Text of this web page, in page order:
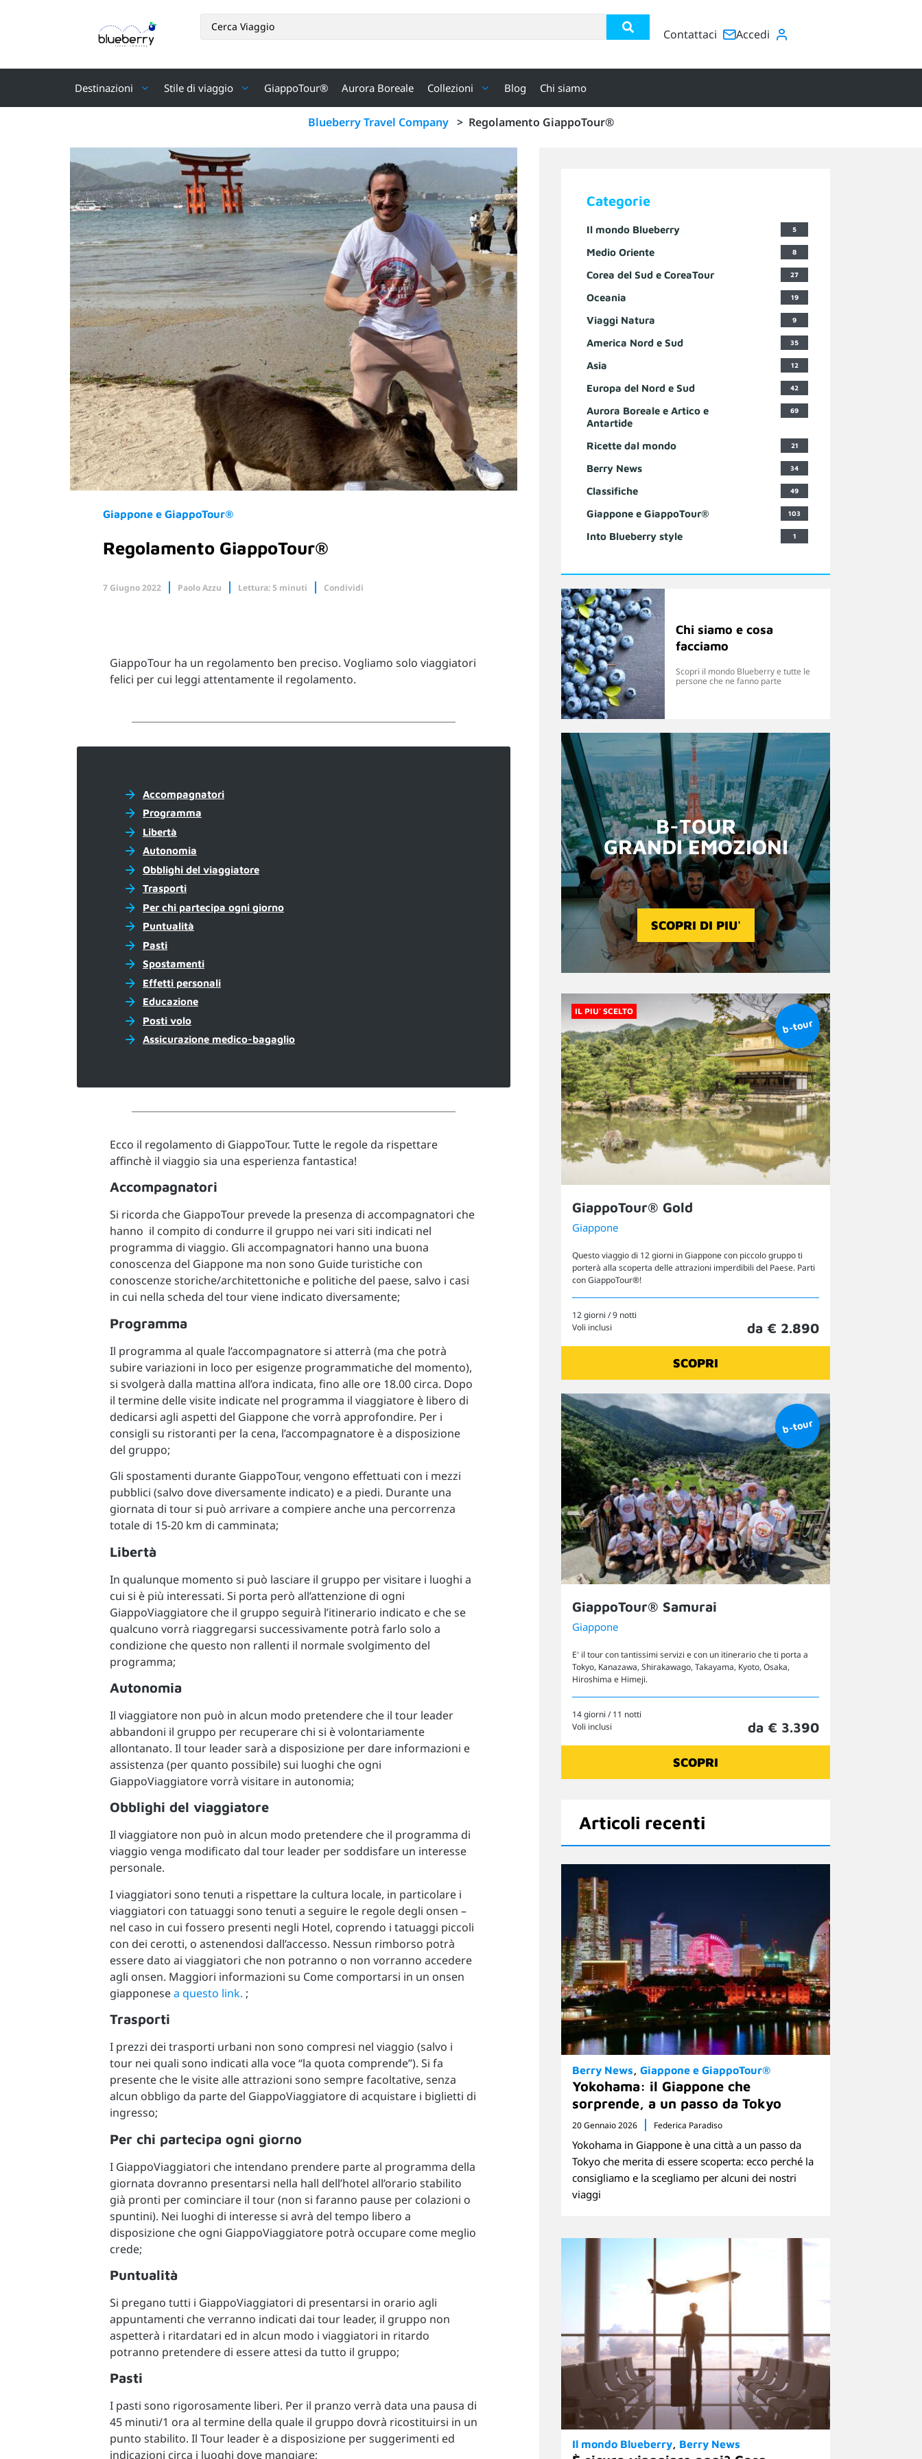
Contattaci Accedi
Destinazioni Stile di viaggio GiappoTour® Aurora Boreale Collezioni Blog Chi siamo
Blueberry Travel Company > Regolamento GiappoTour®
Giappone e GiappoTour®
Regolamento GiappoTour®
7 Giugno 2022 Paolo Azzu Lettura: 5 minuti Condividi
GiappoTour ha un regolamento ben preciso. Vogliamo solo viaggiatori
felici per cui leggi attentamente il regolamento.
Accompagnatori
Programma
Libertà
Autonomia
Obblighi del viaggiatore
Trasporti
Per chi partecipa ogni giorno
Puntualità
Pasti
Spostamenti
Effetti personali
Educazione
Posti volo
Assicurazione medico-bagaglio
Ecco il regolamento di GiappoTour. Tutte le regole da rispettare
affinchè il viaggio sia una esperienza fantastica!
Accompagnatori
Si ricorda che GiappoTour prevede la presenza di accompagnatori che
hanno il compito di condurre il gruppo nei vari siti indicati nel
programma di viaggio. Gli accompagnatori hanno una buona
conoscenza del Giappone ma non sono Guide turistiche con
conoscenze storiche/architettoniche e politiche del paese, salvo i casi
in cui nella scheda del tour viene indicato diversamente;
Programma
Il programma al quale l’accompagnatore si atterrà (ma che potrà
subire variazioni in loco per esigenze programmatiche del momento),
si svolgerà dalla mattina all’ora indicata, fino alle ore 18.00 circa. Dopo
il termine delle visite indicate nel programma il viaggiatore è libero di
dedicarsi agli aspetti del Giappone che vorrà approfondire. Per i
consigli su ristoranti per la cena, l’accompagnatore è a disposizione
del gruppo;
Gli spostamenti durante GiappoTour, vengono effettuati con i mezzi
pubblici (salvo dove diversamente indicato) e a piedi. Durante una
giornata di tour si può arrivare a compiere anche una percorrenza
totale di 15-20 km di camminata;
Libertà
In qualunque momento si può lasciare il gruppo per visitare i luoghi a
cui si è più interessati. Si porta però all’attenzione di ogni
GiappoViaggiatore che il gruppo seguirà l’itinerario indicato e che se
qualcuno vorrà riaggregarsi successivamente potrà farlo solo a
condizione che questo non rallenti il normale svolgimento del
programma;
Autonomia
Il viaggiatore non può in alcun modo pretendere che il tour leader
abbandoni il gruppo per recuperare chi si è volontariamente
allontanato. Il tour leader sarà a disposizione per dare informazioni e
assistenza (per quanto possibile) sui luoghi che ogni
GiappoViaggiatore vorrà visitare in autonomia;
Obblighi del viaggiatore
Il viaggiatore non può in alcun modo pretendere che il programma di
viaggio venga modificato dal tour leader per soddisfare un interesse
personale.
I viaggiatori sono tenuti a rispettare la cultura locale, in particolare i
viaggiatori con tatuaggi sono tenuti a seguire le regole degli onsen –
nel caso in cui fossero presenti negli Hotel, coprendo i tatuaggi piccoli
con dei cerotti, o astenendosi dall’accesso. Nessun rimborso potrà
essere dato ai viaggiatori che non potranno o non vorranno accedere
agli onsen. Maggiori informazioni su Come comportarsi in un onsen
giapponesea questo link. ;
Trasporti
I prezzi dei trasporti urbani non sono compresi nel viaggio (salvo i
tour nei quali sono indicati alla voce “la quota comprende”). Si fa
presente che le visite alle attrazioni sono sempre facoltative, senza
alcun obbligo da parte del GiappoViaggiatore di acquistare i biglietti di
ingresso;
Per chi partecipa ogni giorno
I GiappoViaggiatori che intendano prendere parte al programma della
giornata dovranno presentarsi nella hall dell’hotel all’orario stabilito
già pronti per cominciare il tour (non si faranno pause per colazioni o
spuntini). Nei luoghi di interesse si avrà del tempo libero a
disposizione che ogni GiappoViaggiatore potrà occupare come meglio
crede;
Puntualità
Si pregano tutti i GiappoViaggiatori di presentarsi in orario agli
appuntamenti che verranno indicati dai tour leader, il gruppo non
aspetterà i ritardatari ed in alcun modo i viaggiatori in ritardo
potranno pretendere di essere attesi da tutto il gruppo;
Pasti
I pasti sono rigorosamente liberi. Per il pranzo verrà data una pausa di
45 minuti/1 ora al termine della quale il gruppo dovrà ricostituirsi in un
punto stabilito. Il Tour leader è a disposizione per suggerimenti ed
indicazioni circa i luoghi dove mangiare;
Categorie
Il mondo Blueberry 5
Medio Oriente 8
Corea del Sud e CoreaTour 27
Oceania 19
Viaggi Natura 9
America Nord e Sud 35
Asia 12
Europa del Nord e Sud 42
Aurora Boreale e Artico e
Antartide
69
Ricette dal mondo 21
Berry News 34
Classifiche 49
Giappone e GiappoTour® 103
Into Blueberry style 1
Chi siamo e cosa
facciamo
Scopri il mondo Blueberry e tutte le
persone che ne fanno parte
B-TOUR
GRANDI EMOZIONI
SCOPRI DI PIU'
IL PIU' SCELTO
GiappoTour® Gold
Giappone
Questo viaggio di 12 giorni in Giappone con piccolo gruppo ti
porterà alla scoperta delle attrazioni imperdibili del Paese. Parti
con GiappoTour®!
12 giorni / 9 notti
Voli inclusi
da € 2.890
SCOPRI
GiappoTour® Samurai
Giappone
E' il tour con tantissimi servizi e con un itinerario che ti porta a
Tokyo, Kanazawa, Shirakawago, Takayama, Kyoto, Osaka,
Hiroshima e Himeji.
14 giorni / 11 notti
Voli inclusi
da € 3.390
SCOPRI
Articoli recenti
Berry News Giappone e GiappoTour®
Yokohama: il Giappone che
sorprende, a un passo da Tokyo
20 Gennaio 2026 Federica Paradiso
Yokohama in Giappone è una città a un passo da
Tokyo che merita di essere scoperta: ecco perché la
consigliamo e la scegliamo per alcuni dei nostri
viaggi
Il mondo Blueberry Berry News
Cerca il tuo viaggio